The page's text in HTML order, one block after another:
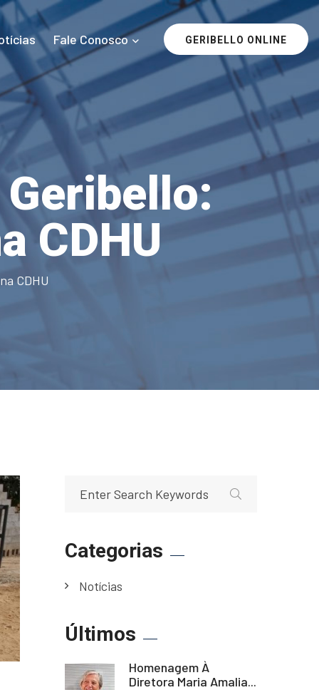
Fale Conosco GERIBELLO ONLINE
CDHU
CDHU
Categorias
Notícias
Últimos
Homenagem À
Diretora Maria Amalia...